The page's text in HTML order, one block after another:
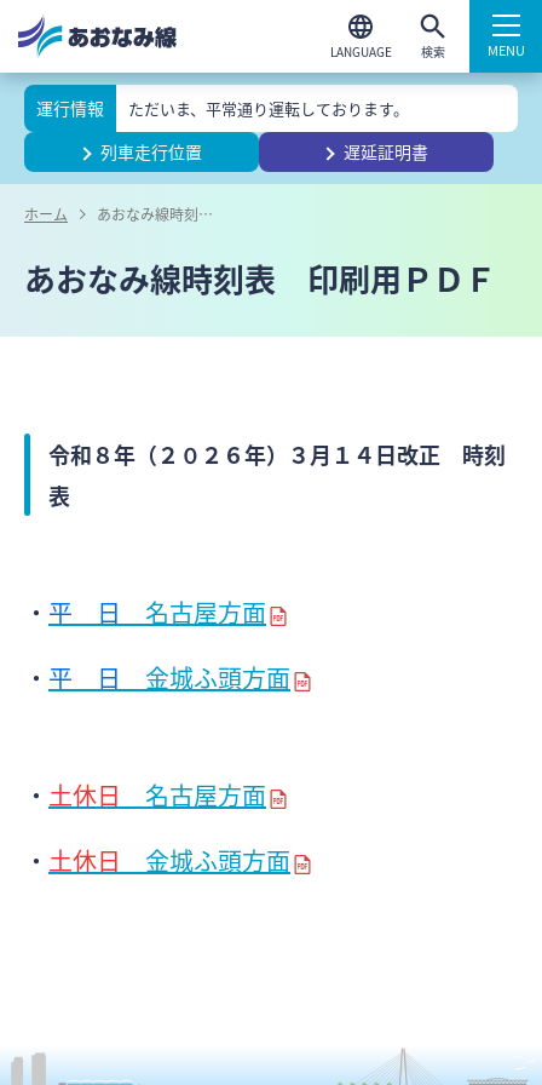
検索
運行情報 ただいま、平常通り運転しております。
列車走行位置 遅延証明書
ホーム あおなみ線時刻表 印刷用ＰＤＦ
あおなみ線時刻表 印刷用ＰＤＦ
令和８年（２０２６年）３月１４日改正 時刻
表
・ 平 日
名古屋方面
・ 平 日 金城ふ頭方面
・ 土休日
名古屋方面
・ 土休日 金城ふ頭方面